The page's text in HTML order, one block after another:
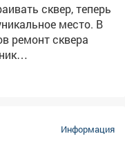
сквер, теперь
место. В
ремонт сквера
здесь можно не
Информация